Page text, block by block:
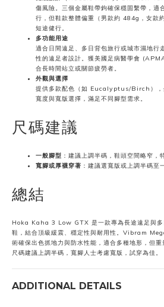
傷風險。三個金屬鞋帶鉤確保穩固繫帶，適
行，但鞋款整體偏重（男款約 484g，女款
短途健行。
多功能用途
適合日間遠足、多日背包旅行或城市濕地行
性的遠足者設計。獲美國足病醫學會
合長時間站立或關節疲勞者。
外觀與選擇
提供多款配色（如 Eucalyptus/Birch），
寬度與寬版選擇，滿足不同腳型需求。
尺碼建議
一般腳型 ：建議上調半碼，鞋頭空間略窄
寬腳或厚襪穿著 ：建議選寬版或上調半碼至
總結
Hoka Kaha 3 Low GTX 是一款專為長途遠足與多
鞋，結合頂級緩震、穩定性與耐用性。Vibram
術確保出色抓地力與防水性能，適合多種地形，但重
尺碼建議上調半碼，寬腳人士考慮寬版，試穿為佳。
ADDITIONAL DETAILS